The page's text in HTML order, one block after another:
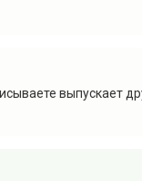
выпускает